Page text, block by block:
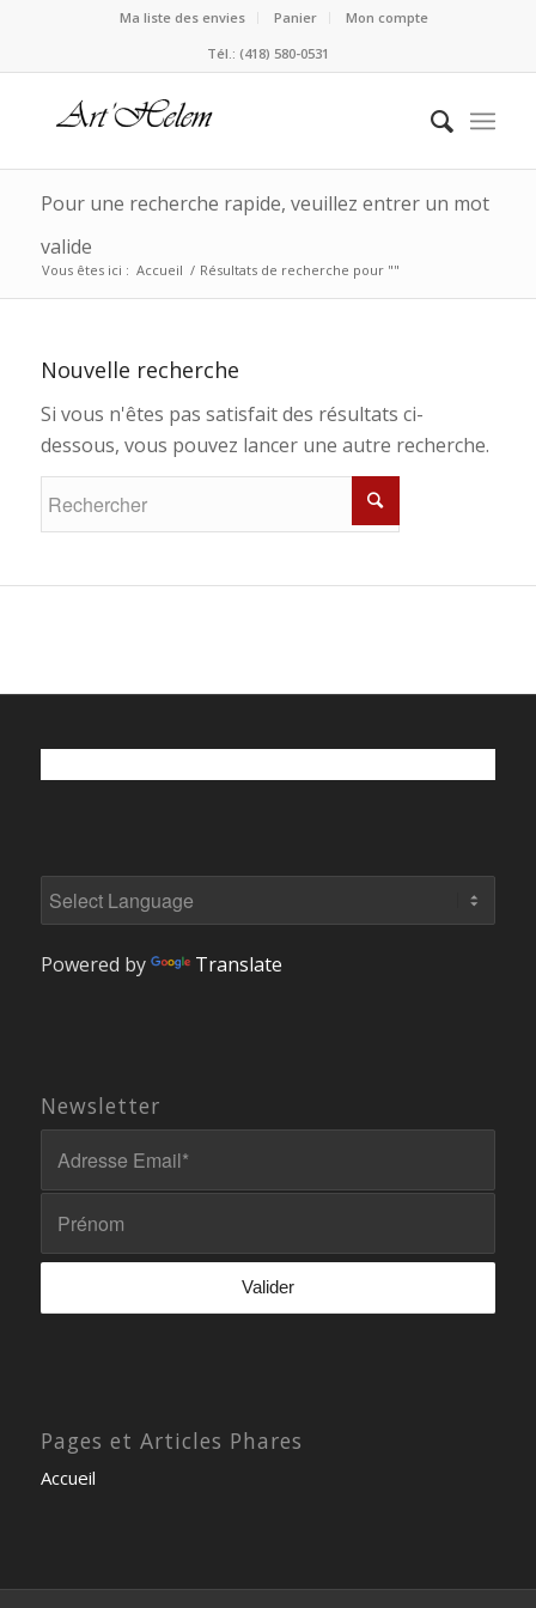
Ma liste des envies Panier
Mon compte
Tél.: (418) 580-0531
Pour une recherche rapide, veuillez entrer un mot
valide
Vous êtes ici : Accueil / Résultats de recherche pour ""
Nouvelle recherche
Si vous n'êtes pas satisfait des résultats ci-
dessous, vous pouvez lancer une autre recherche.
Powered by Translate
Newsletter
Pages et Articles Phares
Accueil